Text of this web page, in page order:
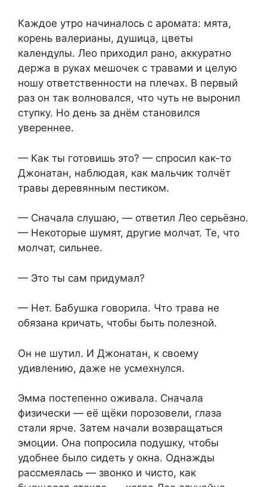
Каждое утро начиналось с аромата: мята,
корень валерианы, душица, цветы
календулы. Лео приходил рано, аккуратно
держа в руках мешочек с травами и целую
ношу ответственности на плечах. В первый
раз он так волновался, что чуть не выронил
ступку. Но день за днём становился
увереннее.
— Как ты готовишь это? — спросил как-то
Джонатан, наблюдая, как мальчик толчёт
травы деревянным пестиком.
— Сначала слушаю, — ответил Лео серьёзно.
— Некоторые шумят, другие молчат. Те, что
молчат, сильнее.
— Это ты сам придумал?
— Нет. Бабушка говорила. Что трава не
обязана кричать, чтобы быть полезной.
Он не шутил. И Джонатан, к своему
удивлению, даже не усмехнулся.
Эмма постепенно оживала. Сначала
физически — её щёки порозовели, глаза
стали ярче. Затем начали возвращаться
эмоции. Она попросила подушку, чтобы
удобнее было сидеть у окна. Однажды
рассмеялась — звонко и чисто, как